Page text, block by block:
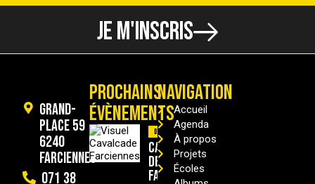
JE M'INSCRIS
Grand-
Place 59
6240
Farciennes
071 38
PROCHAINS
ÉVÈNEMENTS
Divers
Cavalcade
de
Farciennes
NAVIGATION
Accueil
Agenda
À propos
Projets
Écoles